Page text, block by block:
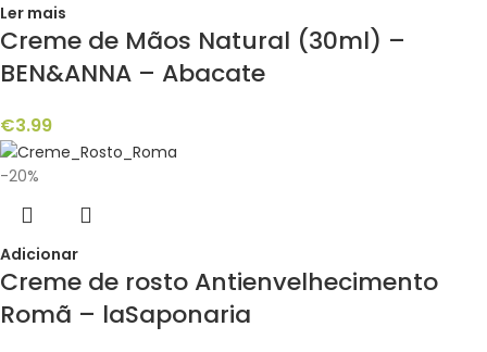
Ler mais
Creme de Mãos Natural (30ml) –
BEN&ANNA – Abacate
€3.99
-20%
Adicionar
Creme de rosto Antienvelhecimento
Romã – laSaponaria